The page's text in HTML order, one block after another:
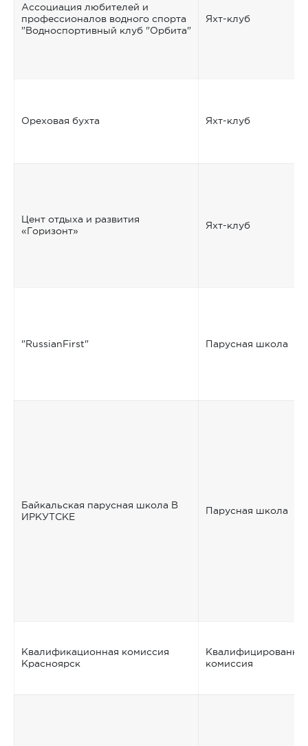
Ассоциация любителей и
профессионалов водного спорта
"Водноспортивный клуб "Орбита"
Яхт-клуб
Ореховая бухта Яхт-клуб
Цент отдыха и развития
«Горизонт»
Яхт-клуб
"RussianFirst" Парусная школа
Байкальская парусная школа В
ИРКУТСКЕ
Парусная школа
Квалификационная комиссия
Красноярск
комиссия